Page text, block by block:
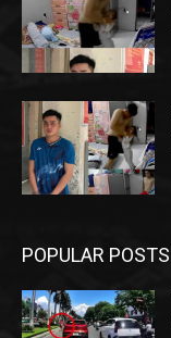
POPULAR POSTS